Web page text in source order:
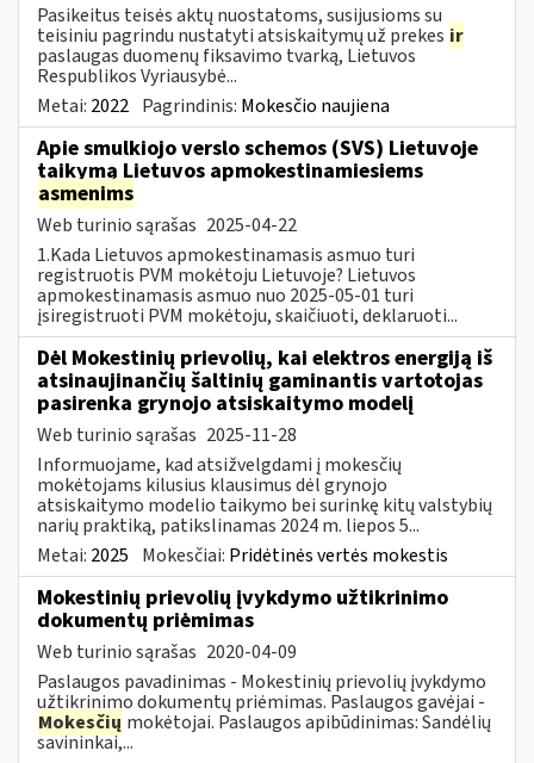
Pasikeitus teisės aktų nuostatoms, susijusioms su
teisiniu pagrindu nustatyti atsiskaitymų už prekes ir
paslaugas duomenų fiksavimo tvarką, Lietuvos
Respublikos Vyriausybė...
Metai: 2022 Pagrindinis: Mokesčio naujiena
Apie smulkiojo verslo schemos (SVS) Lietuvoje
taikymą Lietuvos apmokestinamiesiems
asmenims
Web turinio sąrašas 2025-04-22
1.Kada Lietuvos apmokestinamasis asmuo turi
registruotis PVM mokėtoju Lietuvoje? Lietuvos
apmokestinamasis asmuo nuo 2025-05-01 turi
įsiregistruoti PVM mokėtoju, skaičiuoti, deklaruoti...
Dėl Mokestinių prievolių, kai elektros energiją iš
atsinaujinančių šaltinių gaminantis vartotojas
pasirenka grynojo atsiskaitymo modelį
Web turinio sąrašas 2025-11-28
Informuojame, kad atsižvelgdami į mokesčių
mokėtojams kilusius klausimus dėl grynojo
atsiskaitymo modelio taikymo bei surinkę kitų valstybių
narių praktiką, patikslinamas 2024 m. liepos 5...
Metai: 2025 Mokesčiai: Pridėtinės vertės mokestis
Mokestinių prievolių įvykdymo užtikrinimo
dokumentų priėmimas
Web turinio sąrašas 2020-04-09
Paslaugos pavadinimas - Mokestinių prievolių įvykdymo
užtikrinimo dokumentų priėmimas. Paslaugos gavėjai -
Mokesčių mokėtojai. Paslaugos apibūdinimas: Sandėlių
savininkai,...